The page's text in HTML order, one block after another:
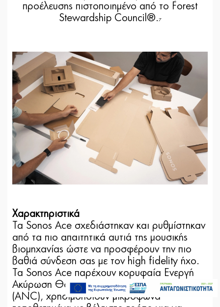
προέλευσης πιστοποιημένο από το Forest
Stewardship Council®. 7
Χαρακτηριστικά
Τα Sonos Ace σχεδιάστηκαν και ρυθμίστηκαν
από τα πιο απαιτητικά αυτιά της μουσικής
βιομηχανίας ώστε να προσφέρουν την πιο
βαθιά σύνδεση σας με τον high fidelity ήχο.
Τα Sonos Ace παρέχουν κορυφαία Ενεργή
Ακύρωση Θορύβου/Active Noise Cancelling
(ANC), χρησιμοποιούν μικρόφωνα
Άμεσα Διαθέσιμο
449,00€
Προσθήκη στο καλάθι